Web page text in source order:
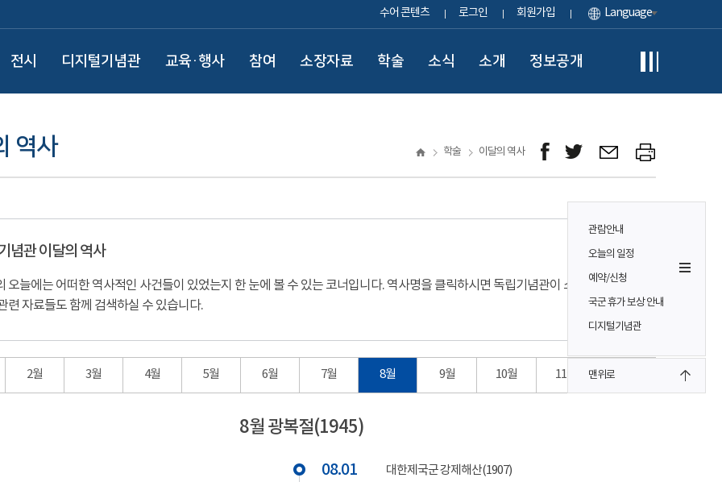
수어 콘텐츠 로그인 회원가입 Language
전시 디지털기념관 교육·행사 참여 소장자료 학술 소식 소개 정보공개
관람안내
오늘의 일정
예약/신청
국군 휴가 보상 안내
디지털기념관
맨위로
역사 학술 이달의 역사
념관 이달의 역사
오늘에는 어떠한 역사적인 사건들이 있었는지 한 눈에 볼 수 있는 코너입니다. 역사명을 클릭하시면 독립기념관이 소장하고
련 자료들도 함께 검색하실 수 있습니다.
2월 3월 4월 5월 6월 7월 8월 9월 10월 11월
8월 광복절(1945)
08.01
대한제국군 강제해산(1907)